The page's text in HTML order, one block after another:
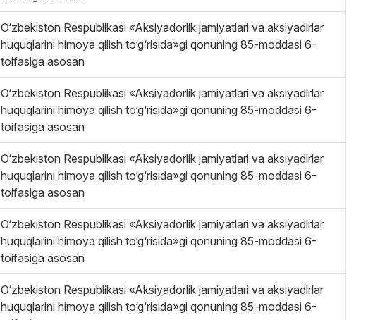
O‘zbekiston Respublikasi «Aksiyadorlik jamiyatlari va aksiyadlrlar
huquqlarini himoya qilish to‘g‘risida»gi qonuning 85-moddasi 6-
toifasiga asosan
O‘zbekiston Respublikasi «Aksiyadorlik jamiyatlari va aksiyadlrlar
huquqlarini himoya qilish to‘g‘risida»gi qonuning 85-moddasi 6-
toifasiga asosan
O‘zbekiston Respublikasi «Aksiyadorlik jamiyatlari va aksiyadlrlar
huquqlarini himoya qilish to‘g‘risida»gi qonuning 85-moddasi 6-
toifasiga asosan
O‘zbekiston Respublikasi «Aksiyadorlik jamiyatlari va aksiyadlrlar
huquqlarini himoya qilish to‘g‘risida»gi qonuning 85-moddasi 6-
toifasiga asosan
O‘zbekiston Respublikasi «Aksiyadorlik jamiyatlari va aksiyadlrlar
huquqlarini himoya qilish to‘g‘risida»gi qonuning 85-moddasi 6-